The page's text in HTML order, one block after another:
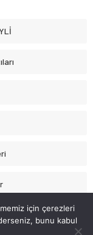
için çerezleri
bunu kabul